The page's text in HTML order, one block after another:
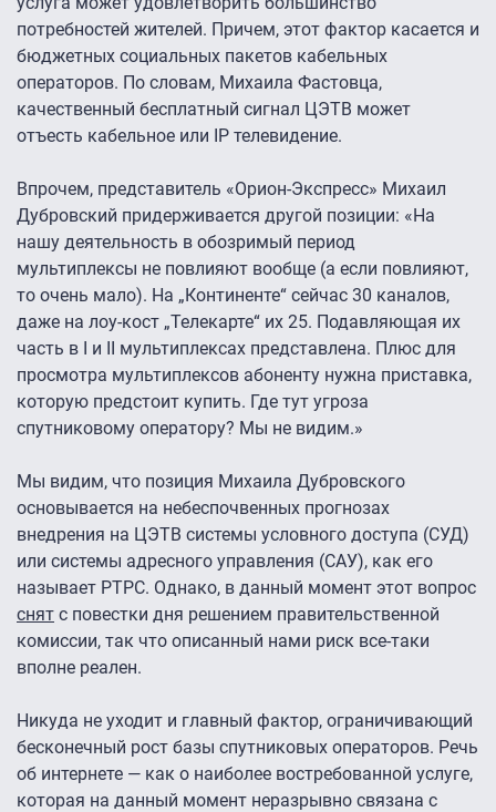
потребностей жителей. Причем, этот фактор касается и
бюджетных социальных пакетов кабельных
операторов. По словам, Михаила Фастовца,
качественный бесплатный сигнал ЦЭТВ может
отъесть кабельное или IP телевидение.
Впрочем, представитель «Орион-Экспресс» Михаил
Дубровский придерживается другой позиции: «На
нашу деятельность в обозримый период
мультиплексы не повлияют вообще (а если повлияют,
то очень мало). На „Континенте“ сейчас 30 каналов,
даже на лоу-кост „Телекарте“ их 25. Подавляющая их
часть в I и II мультиплексах представлена. Плюс для
просмотра мультиплексов абоненту нужна приставка,
которую предстоит купить. Где тут угроза
спутниковому оператору? Мы не видим.»
Мы видим, что позиция Михаила Дубровского
основывается на небеспочвенных прогнозах
внедрения на ЦЭТВ системы условного доступа (СУД)
или системы адресного управления (САУ), как его
называет РТРС. Однако, в данный момент этот вопрос
снят с повестки дня решением правительственной
комиссии, так что описанный нами риск все-таки
вполне реален.
Никуда не уходит и главный фактор, ограничивающий
бесконечный рост базы спутниковых операторов. Речь
об интернете — как о наиболее востребованной услуге,
которая на данный момент неразрывно связана с